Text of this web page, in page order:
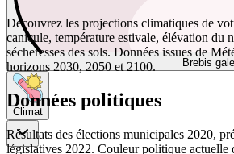
Brebis
Climat
Découvrez les projections climatiques de
canicule, température estivale, élévation du
sécheresses des sols. Données issues de
horizons 2030, 2050 et 2100.
Données politiques
Résultats des élections municipales 2020,
législatives 2022. Couleur politique actuelle